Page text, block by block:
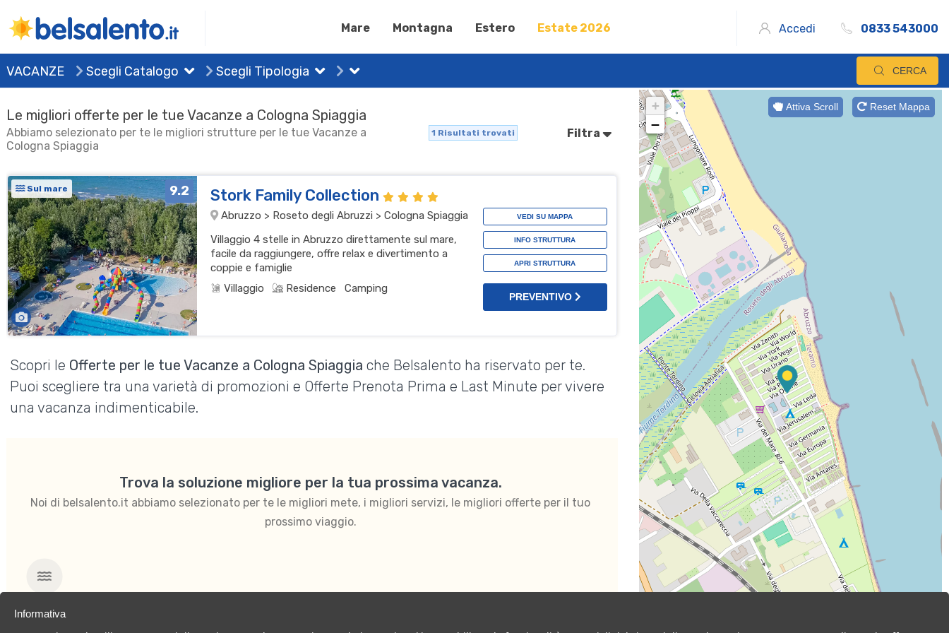
Mare Montagna Estero Estate 2026 Accedi 0833 543000
VACANZE Scegli Catalogo Scegli Tipologia CERCA
Le migliori offerte per le tue Vacanze a Cologna Spiaggia
Abbiamo selezionato per te le migliori strutture per le tue Vacanze a
Cologna Spiaggia
1 Risultati trovati Filtra
Sul mare 9.2 Stork Family Collection
Abruzzo > Roseto degli Abruzzi > Cologna Spiaggia
Villaggio 4 stelle in Abruzzo direttamente sul mare,
facile da raggiungere, offre relax e divertimento a
coppie e famiglie
Villaggio
Residence Camping
VEDI SU MAPPA
INFO STRUTTURA
APRI STRUTTURA
PREVENTIVO
Scopri le Offerte per le tue Vacanze a Cologna Spiaggia che Belsalento ha riservato per te.
Puoi scegliere tra una varietà di promozioni e Offerte Prenota Prima e Last Minute per vivere
una vacanza indimenticabile.
Trova la soluzione migliore per la tua prossima vacanza.
Noi di belsalento.it abbiamo selezionato per te le migliori mete, i migliori servizi, le migliori offerte per il tuo
prossimo viaggio.
Mare
Attiva Scroll Reset Mappa
+
−
Informativa